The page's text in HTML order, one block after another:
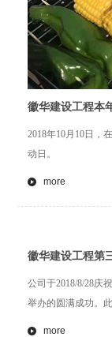
徽华建设工程本
2018年10月10日，
动日。
more
徽华建设工程第
公司于2018/8/28庆
举办的圆满成功。
more